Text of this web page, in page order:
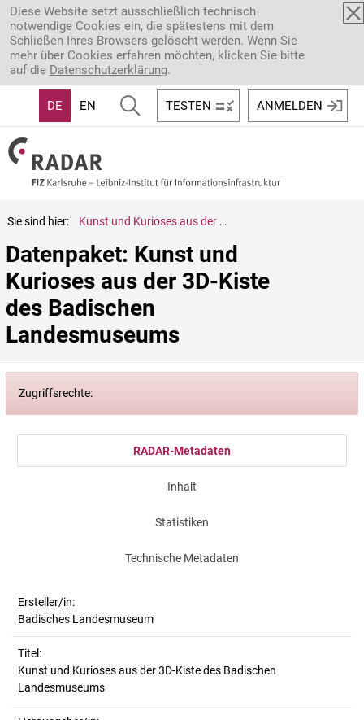
Direkt zum Inhalt
Diese Website setzt ausschließlich technisch
notwendige Cookies ein, die spätestens mit dem
Schließen Ihres Browsers gelöscht werden. Wenn Sie
mehr über Cookies erfahren möchten, klicken Sie bitte
auf die Datenschutzerklärung.
DE EN TESTEN ANMELDEN
Sie sind hier: Kunst und Kurioses aus der 3D-Kiste des Badischen Landesmuseums
Datenpaket: Kunst und
Kurioses aus der 3D-Kiste
des Badischen
Landesmuseums
Zugriffsrechte:
RADAR-Metadaten
Inhalt
Statistiken
Technische Metadaten
Ersteller/in:
Badisches Landesmuseum
Titel:
Kunst und Kurioses aus der 3D-Kiste des Badischen
Landesmuseums